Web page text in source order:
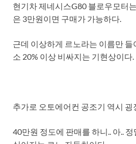
현기차 제네시스G80 블로우모터
은 3만원이면 구매가 가능하다.
근데 이상하게 르노라는 이름만
소 20% 이상 비싸지는 기현상이다.
추가로 오토에어컨 공조기 역시 굉
40만원 정도에 판매를 하니.. 아..